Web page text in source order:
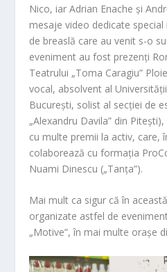
Nico, iar Adrian Enache și
mesaje video dedicate
de breaslă care au venit s-o
eveniment au fost prezenți
Teatrului „Toma Caragiu”
vocal, absolvent al Unive
București, solist al secției de
„Alexandru Davila” din Pitești),
cu multe premii la activ, care,
colaborează cu formația
Nuami Dinescu („Tanța”).
Mai mult ca sigur că în
organizate astfel de
„Motive”, în mai multe orașe